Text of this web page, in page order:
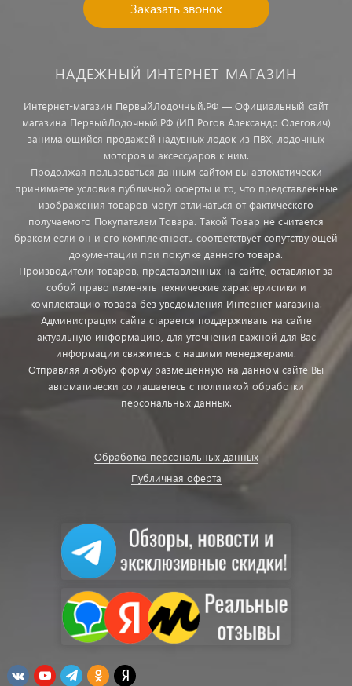
Заказать звонок
НАДЕЖНЫЙ ИНТЕРНЕТ-МАГАЗИН
Интернет-магазин ПервыйЛодочный.РФ — Официальный сайт
магазина ПервыйЛодочный.РФ (ИП Рогов Александр Олегович)
занимающийся продажей надувных лодок из ПВХ, лодочных
моторов и аксессуаров к ним.
Продолжая пользоваться данным сайтом вы автоматически
принимаете условия публичной оферты и то, что представленные
изображения товаров могут отличаться от фактического
получаемого Покупателем Товара. Такой Товар не считается
браком если он и его комплектность соответствует сопутствующей
документации при покупке данного товара.
Производители товаров, представленных на сайте, оставляют за
собой право изменять технические характеристики и
комплектацию товара без уведомления Интернет магазина.
Администрация сайта старается поддерживать на сайте
актуальную информацию, для уточнения важной для Вас
информации свяжитесь с нашими менеджерами.
Отправляя любую форму размещенную на данном сайте Вы
автоматически соглашаетесь с политикой обработки
персональных данных.
Обработка персональных данных
Публичная оферта